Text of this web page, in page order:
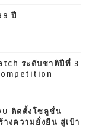
ปี
ระดับชาติปีที่ 3
ติดตั้งโซลูชั่น
งความยั่งยืน สู่เป้า